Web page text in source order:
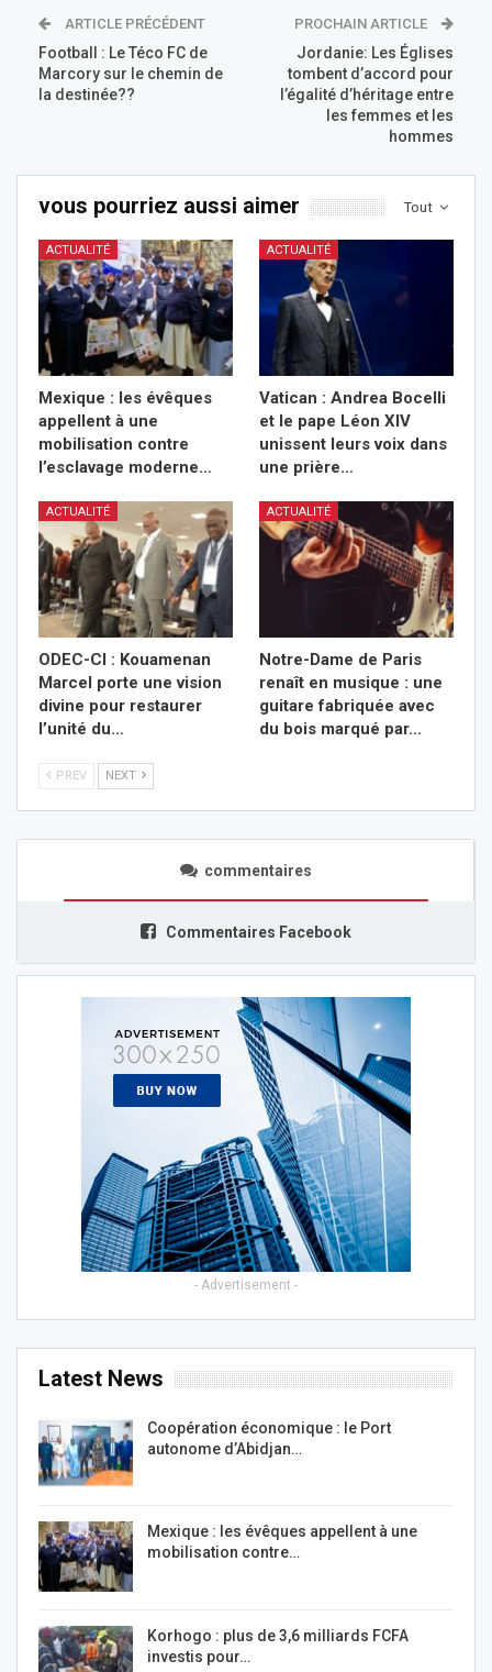
ARTICLE PRÉCÉDENT
Football : Le Téco FC de
Marcory sur le chemin de
la destinée??
PROCHAIN ARTICLE
Jordanie: Les Églises
tombent d’accord pour
l’égalité d’héritage entre
les femmes et les
hommes
Tout
vous pourriez aussi aimer
ACTUALITÉ
Mexique : les évêques
appellent à une
mobilisation contre
l’esclavage moderne…
ACTUALITÉ
Vatican : Andrea Bocelli
et le pape Léon XIV
unissent leurs voix dans
une prière…
ACTUALITÉ
ODEC-CI : Kouamenan
Marcel porte une vision
divine pour restaurer
l’unité du…
ACTUALITÉ
Notre-Dame de Paris
renaît en musique : une
guitare fabriquée avec
du bois marqué par…
PREV NEXT
commentaires
Commentaires Facebook
- Advertisement -
Latest News
Coopération économique : le Port
autonome d’Abidjan…
Mexique : les évêques appellent à une
mobilisation contre…
Korhogo : plus de 3,6 milliards FCFA
investis pour…